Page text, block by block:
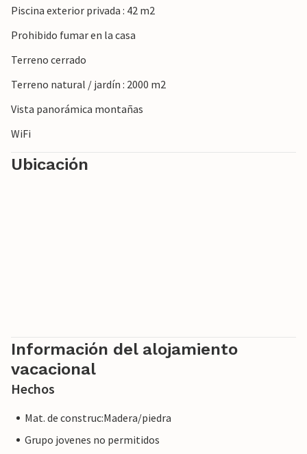
Piscina exterior privada : 42 m2
Prohibido fumar en la casa
Terreno cerrado
Terreno natural / jardín : 2000 m2
Vista panorámica montañas
WiFi
Ubicación
Información del alojamiento
vacacional
Hechos
Mat. de construc:Madera/piedra
Grupo jovenes no permitidos